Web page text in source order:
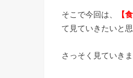
そこで今回は、 【
て見ていきたいと思
さっそく見ていきま